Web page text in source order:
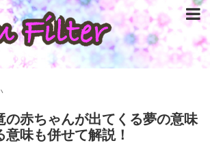
の赤ちゃんが出てくる夢の意味
味も併せて解説！